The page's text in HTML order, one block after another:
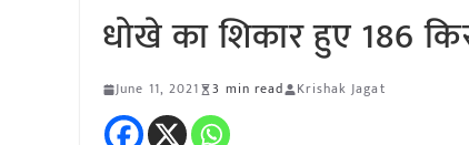
धोखे का शिकार हुए 186
June 11, 2021 3 min read Krishak Jagat